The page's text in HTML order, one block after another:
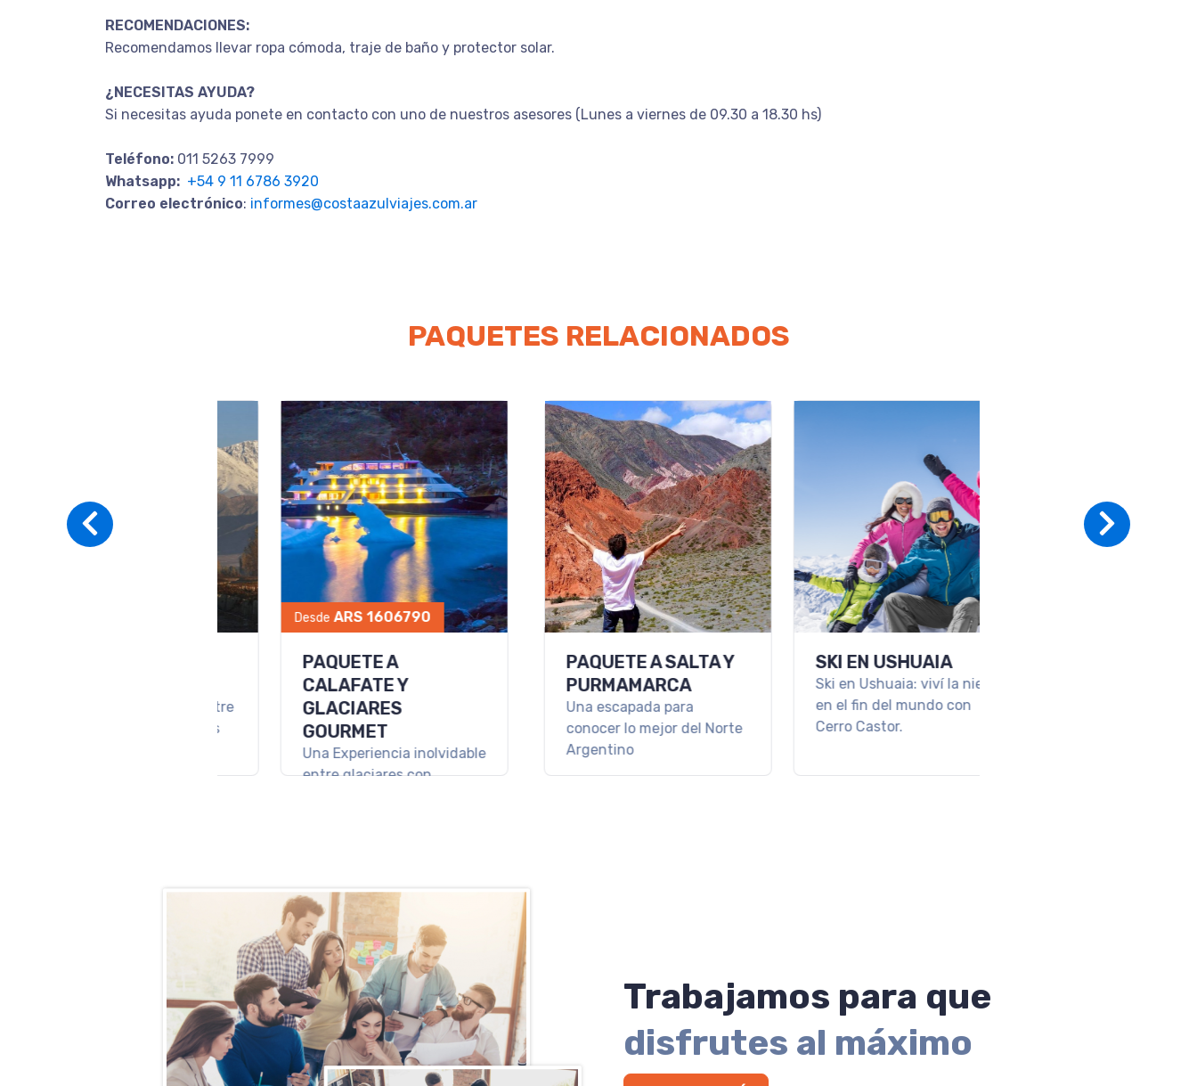
RECOMENDACIONES:
Recomendamos llevar ropa cómoda, traje de baño y protector solar.
¿NECESITAS AYUDA?
Si necesitas ayuda ponete en contacto con uno de nuestros asesores (Lunes a viernes de 09.30 a 18.30 hs)
Teléfono: 011 5263 7999
Whatsapp: +54 9 11 6786 3920
Correo electrónico: informes@costaazulviajes.com.ar
PAQUETES RELACIONADOS
PAQUETE A SALTA Y
PURMAMARCA
Una escapada para
conocer lo mejor del Norte
Argentino
SKI EN USHUAIA
Ski en Ushuaia: viví la nieve
en el fin del mundo con
Cerro Castor.
Desde ARS 1036720
ESCAPADA A SAN
MARTIN DE LOS
Un viaje ideal para
magia de la Patagonia.
Trabajamos para que
disfrutes al máximo